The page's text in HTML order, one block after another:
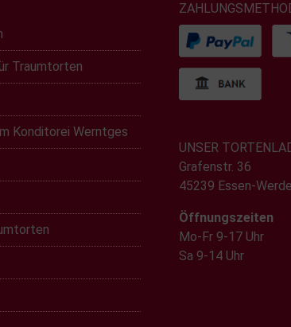
Traumtorten
Konditorei Werntges
UNSER
Grafenstr. 36
45239 Essen-
Öffnungszeiten
Mo-Fr 9-17 Uhr
Sa 9-14 Uhr